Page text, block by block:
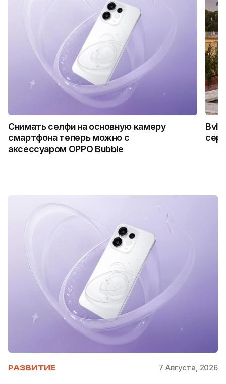
Снимать селфи на основную камеру
смартфона теперь можно с
аксессуаром OPPO Bubble
РАЗВИТИЕ 7 Августа, 2026